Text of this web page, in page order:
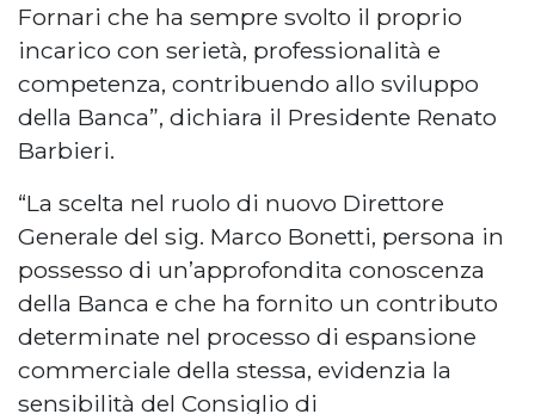
Fornari che ha sempre svolto il proprio
incarico con serietà, professionalità e
competenza, contribuendo allo sviluppo
della Banca”, dichiara il Presidente Renato
Barbieri.
“La scelta nel ruolo di nuovo Direttore
Generale del sig. Marco Bonetti, persona in
possesso di un’approfondita conoscenza
della Banca e che ha fornito un contributo
determinate nel processo di espansione
commerciale della stessa, evidenzia la
sensibilità del Consiglio di